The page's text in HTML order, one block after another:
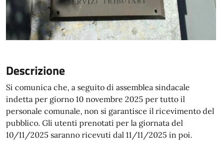
Descrizione
Si comunica che, a seguito di assemblea sindacale
indetta per giorno 10 novembre 2025 per tutto il
personale comunale, non si garantisce il ricevimento del
pubblico. Gli utenti prenotati per la giornata del
10/11/2025 saranno ricevuti dal 11/11/2025 in poi.